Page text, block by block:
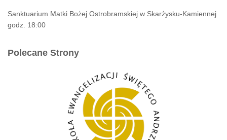
Sanktuarium Matki Bożej Ostrobramskiej w Skarżysku-Kamiennej
godz. 18:00
Polecane Strony